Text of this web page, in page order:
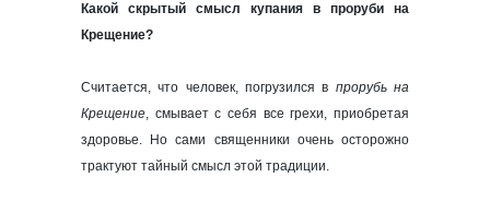
Какой скрытый смысл купания в проруби на
Крещение?
Считается, что человек, погрузился в прорубь на
Крещение, смывает с себя все грехи, приобретая
здоровье. Но сами священники очень осторожно
трактуют тайный смысл этой традиции.